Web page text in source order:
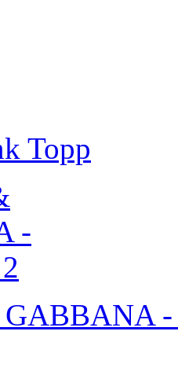
Topp
-